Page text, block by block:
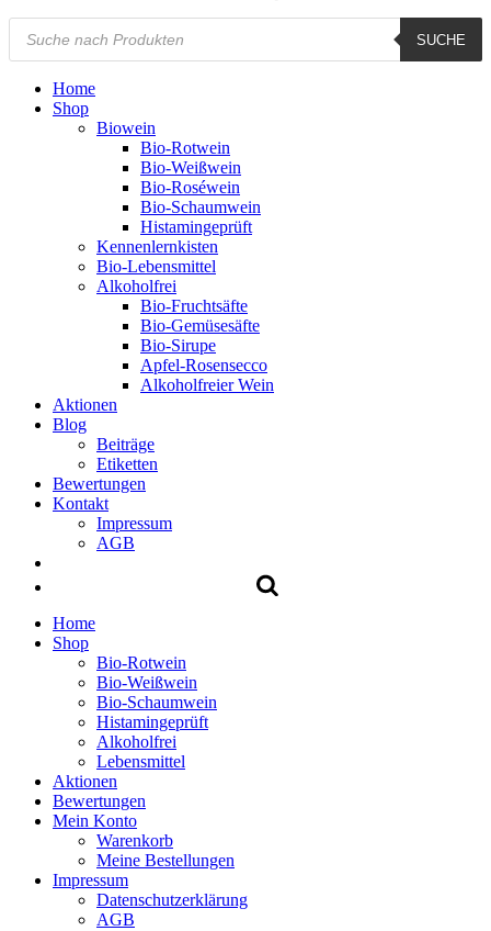
Products
search
SUCHE
Home
Shop
Biowein
Bio-Rotwein
Bio-Weißwein
Bio-Roséwein
Bio-Schaumwein
Histamingeprüft
Kennenlernkisten
Bio-Lebensmittel
Alkoholfrei
Bio-Fruchtsäfte
Bio-Gemüsesäfte
Bio-Sirupe
Apfel-Rosensecco
Alkoholfreier Wein
Aktionen
Blog
Beiträge
Etiketten
Bewertungen
Kontakt
Impressum
AGB
Home
Shop
Bio-Rotwein
Bio-Weißwein
Bio-Schaumwein
Histamingeprüft
Alkoholfrei
Lebensmittel
Aktionen
Bewertungen
Mein Konto
Warenkorb
Meine Bestellungen
Impressum
Datenschutzerklärung
AGB